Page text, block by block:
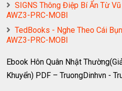
SIGNS Thông Điệp Bí Ẩn Từ
AWZ3-PRC-MOBI
TedBooks - Nghe Theo Cái
AWZ3-PRC-MOBI
Ebook Hôn Quân Nhật
Khuyển) PDF – TruongDinhvn -